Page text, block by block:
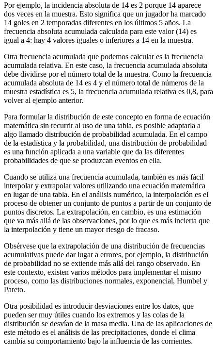
Por ejemplo, la incidencia absoluta de 14 es 2 porque 14 aparece
dos veces en la muestra. Esto significa que un jugador ha marcado
14 goles en 2 temporadas diferentes en los últimos 5 años. La
frecuencia absoluta acumulada calculada para este valor (14) es
igual a 4: hay 4 valores iguales o inferiores a 14 en la muestra.
Otra frecuencia acumulada que podemos calcular es la frecuencia
acumulada relativa. En este caso, la frecuencia acumulada absoluta
debe dividirse por el número total de la muestra. Como la frecuencia
acumulada absoluta de 14 es 4 y el número total de números de la
muestra estadística es 5, la frecuencia acumulada relativa es 0,8, para
volver al ejemplo anterior.
Para formular la distribución de este concepto en forma de ecuación
matemática sin recurrir al uso de una tabla, es posible adaptarla a
algo llamado distribución de probabilidad acumulada. En el campo
de la estadística y la probabilidad, una distribución de probabilidad
es una función aplicada a una variable que da las diferentes
probabilidades de que se produzcan eventos en ella.
Cuando se utiliza una frecuencia acumulada, también es más fácil
interpolar y extrapolar valores utilizando una ecuación matemática
en lugar de una tabla. En el análisis numérico, la interpolación es el
proceso de obtener un conjunto de puntos a partir de un conjunto de
puntos discretos. La extrapolación, en cambio, es una estimación
que va más allá de las observaciones, por lo que es más incierta que
la interpolación y tiene un mayor riesgo de fracaso.
Obsérvese que la extrapolación de una distribución de frecuencias
acumulativas puede dar lugar a errores, por ejemplo, la distribución
de probabilidad no se extiende más allá del rango observado. En
este contexto, existen varios métodos para implementar el mismo
proceso, como las distribuciones normales, exponencial, Humbel y
Pareto.
Otra posibilidad es introducir desviaciones entre los datos, que
pueden ser muy útiles cuando los extremos y las colas de la
distribución se desvían de la masa media. Una de las aplicaciones de
este método es el análisis de las precipitaciones, donde el clima
cambia su comportamiento bajo la influencia de las corrientes.